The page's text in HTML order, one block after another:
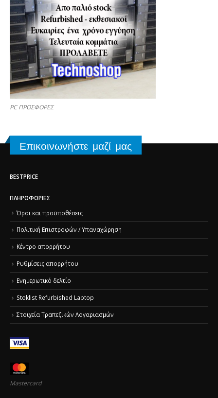
PC ΠΡΟΣΦΟΡΕΣ
Επικοινωνήστε μαζί μας
BESTPRICE
ΠΛΗΡΟΦΟΡΊΕΣ
Όροι και προϋποθέσεις
Πολιτική Επιστροφών / Υπαναχώρηση
Κέντρο απορρήτου
Ρυθμίσεις απορρήτου
Ενημερωτικό δελτίο
Stoklist Refurbished Laptop
Στοιχεία Τραπεζικών Λογαριασμών
Mastercard